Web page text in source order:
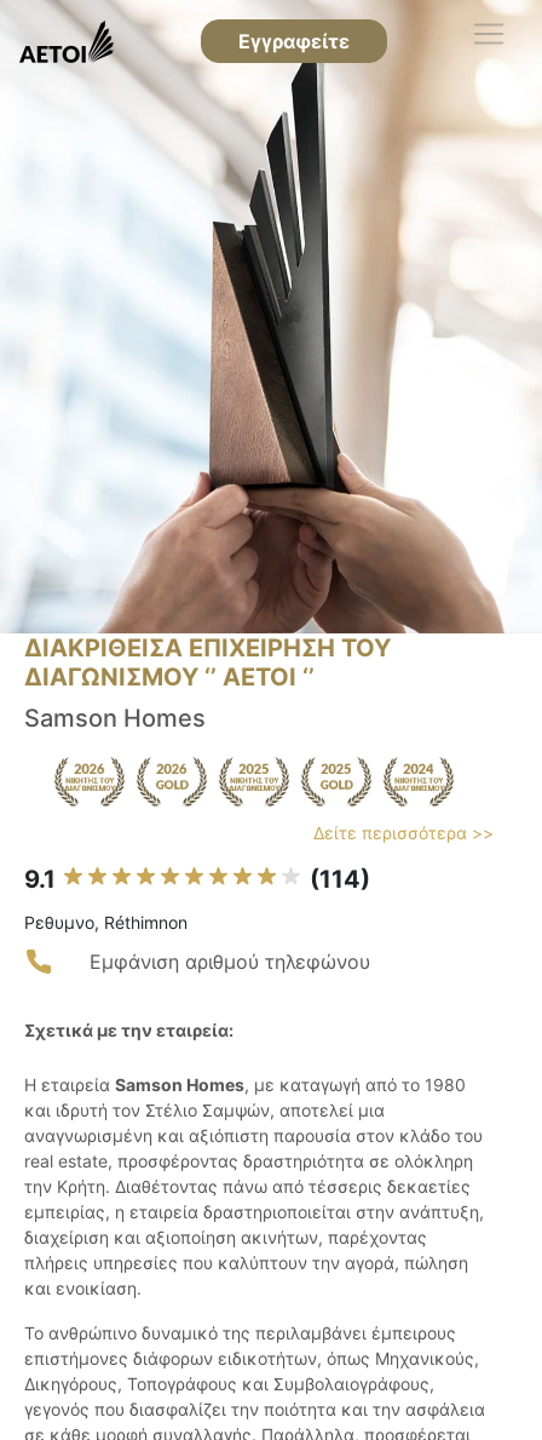
Εγγραφείτε
ΔΙΑΚΡΙΘΕΙΣΑ ΕΠΙΧΕΙΡΗΣΗ ΤΟΥ
ΔΙΑΓΩΝΙΣΜΟΥ ‘’ ΑΕΤΟΙ ‘’
Samson Homes
Δείτε περισσότερα >>
9.1 (114)
Ρεθυμνο, Réthimnon
Εμφάνιση αριθμού τηλεφώνου
Σχετικά με την εταιρεία:
Η εταιρεία Samson Homes, με καταγωγή από το 1980
και ιδρυτή τον Στέλιο Σαμψών, αποτελεί μια
αναγνωρισμένη και αξιόπιστη παρουσία στον κλάδο του
real estate, προσφέροντας δραστηριότητα σε ολόκληρη
την Κρήτη. Διαθέτοντας πάνω από τέσσερις δεκαετίες
εμπειρίας, η εταιρεία δραστηριοποιείται στην ανάπτυξη,
διαχείριση και αξιοποίηση ακινήτων, παρέχοντας
πλήρεις υπηρεσίες που καλύπτουν την αγορά, πώληση
και ενοικίαση.
Το ανθρώπινο δυναμικό της περιλαμβάνει έμπειρους
επιστήμονες διάφορων ειδικοτήτων, όπως Μηχανικούς,
Δικηγόρους, Τοπογράφους και Συμβολαιογράφους,
γεγονός που διασφαλίζει την ποιότητα και την ασφάλεια
σε κάθε μορφή συναλλαγής. Παράλληλα, προσφέρεται